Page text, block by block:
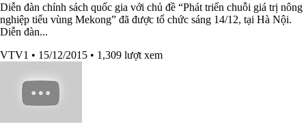
Diễn đàn chính sách quốc gia với chủ đề “Phát triển chuỗi giá trị nông
nghiệp tiểu vùng Mekong” đã được tổ chức sáng 14/12, tại Hà Nội.
Diễn đàn...
VTV1 • 15/12/2015 • 1,309 lượt xem